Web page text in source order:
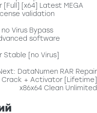
[x64] Latest MEGA
validation
Virus Bypass
software
[no Virus]
DataNumen RAR Repair
Crack + Activator [Lifetime]
x86x64 Clean Unlimited